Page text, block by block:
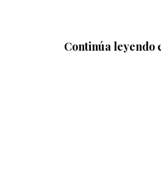
Continúa leyendo